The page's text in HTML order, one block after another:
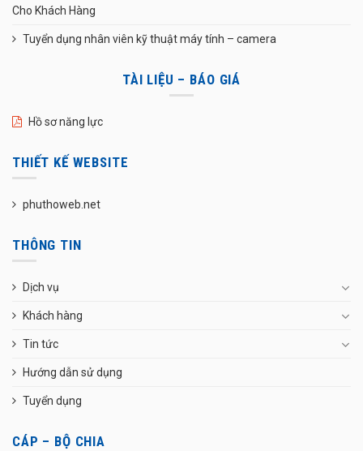
Cho Khách Hàng
Tuyển dụng nhân viên kỹ thuật máy tính – camera
TÀI LIỆU – BÁO GIÁ
Hồ sơ năng lực
THIẾT KẾ WEBSITE
phuthoweb.net
THÔNG TIN
Dịch vụ
Khách hàng
Tin tức
Hướng dẫn sử dụng
Tuyển dụng
CÁP – BỘ CHIA